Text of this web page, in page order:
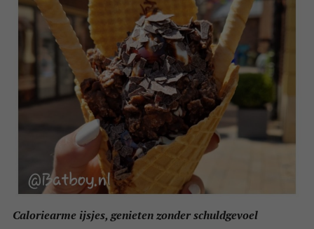
Caloriearme ijsjes, genieten zonder schuldgevoel